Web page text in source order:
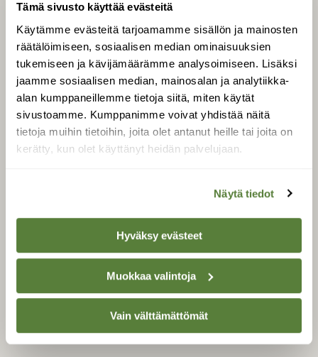
Tämä sivusto käyttää evästeitä
Käytämme evästeitä tarjoamamme sisällön ja mainosten
räätälöimiseen, sosiaalisen median ominaisuuksien
tukemiseen ja kävijämäärämme analysoimiseen. Lisäksi
jaamme sosiaalisen median, mainosalan ja analytiikka-
alan kumppaneillemme tietoja siitä, miten käytät
sivustoamme. Kumppanimme voivat yhdistää näitä
tietoja muihin tietoihin, joita olet antanut heille tai joita on
kerätty, kun olet käyttänyt heidän palvelujaan.
Näytä tiedot
Hyväksy evästeet
Muokkaa valintoja
Vain välttämättömät
Tilaa digilukuoikeus
Äänestä parasta juttua
Tilaa uutiskirje
SUOMEN LUONNON­
SUOJELU­LIITTO
Suomen Luonto -lehden
luonnonsuojelu­liitto.